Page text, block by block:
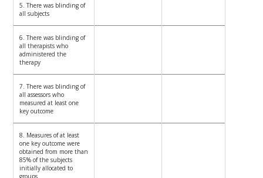
5. There was blinding of
all subjects
6. There was blinding of
all therapists who
administered the
therapy
7. There was blinding of
all assessors who
measured at least one
key outcome
8. Measures of at least
one key outcome were
obtained from more than
85% of the subjects
initially allocated to
groups